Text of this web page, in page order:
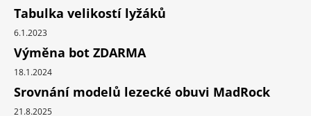
Tabulka velikostí lyžáků
6.1.2023
Výměna bot ZDARMA
18.1.2024
Srovnání modelů lezecké obuvi MadRock
21.8.2025